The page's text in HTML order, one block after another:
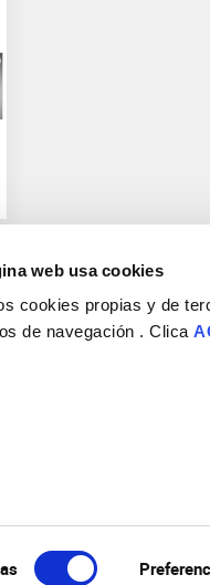
web usa cookies
cookies propias y de
de navegación . Clica